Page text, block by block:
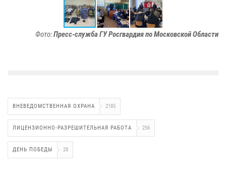
Фото:Пресс-служба ГУ Росгвардия по Московской Области
ВНЕВЕДОМСТВЕННАЯ ОХРАНА 2185
ЛИЦЕНЗИОННО-РАЗРЕШИТЕЛЬНАЯ РАБОТА 256
ДЕНЬ ПОБЕДЫ 28